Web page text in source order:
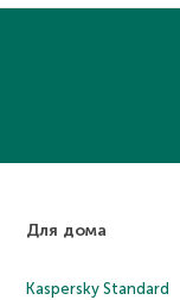
Для дома
Kaspersky Standard